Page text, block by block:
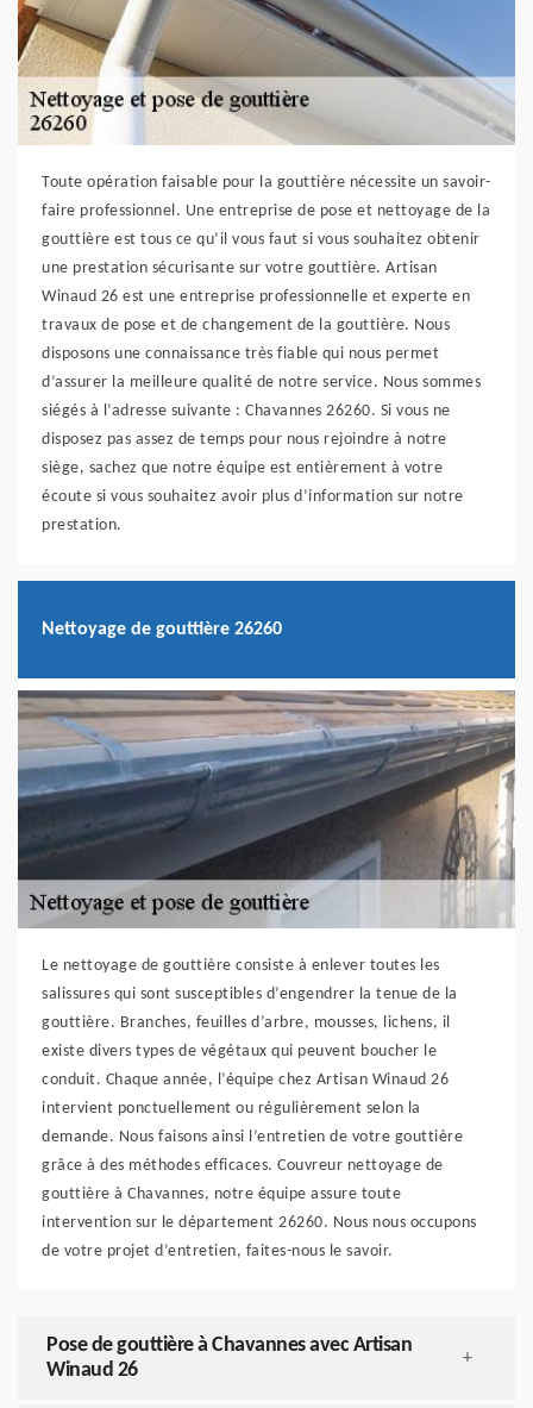
Toute opération faisable pour la gouttière nécessite un savoir-
faire professionnel. Une entreprise de pose et nettoyage de la
gouttière est tous ce qu’il vous faut si vous souhaitez obtenir
une prestation sécurisante sur votre gouttière. Artisan
Winaud 26 est une entreprise professionnelle et experte en
travaux de pose et de changement de la gouttière. Nous
disposons une connaissance très fiable qui nous permet
d’assurer la meilleure qualité de notre service. Nous sommes
siégés à l’adresse suivante : Chavannes 26260. Si vous ne
disposez pas assez de temps pour nous rejoindre à notre
siège, sachez que notre équipe est entièrement à votre
écoute si vous souhaitez avoir plus d’information sur notre
prestation.
Nettoyage de gouttière 26260
Le nettoyage de gouttière consiste à enlever toutes les
salissures qui sont susceptibles d’engendrer la tenue de la
gouttière. Branches, feuilles d’arbre, mousses, lichens, il
existe divers types de végétaux qui peuvent boucher le
conduit. Chaque année, l’équipe chez Artisan Winaud 26
intervient ponctuellement ou régulièrement selon la
demande. Nous faisons ainsi l’entretien de votre gouttière
grâce à des méthodes efficaces. Couvreur nettoyage de
gouttière à Chavannes, notre équipe assure toute
intervention sur le département 26260. Nous nous occupons
de votre projet d’entretien, faites-nous le savoir.
Pose de gouttière à Chavannes avec Artisan
Winaud 26
+